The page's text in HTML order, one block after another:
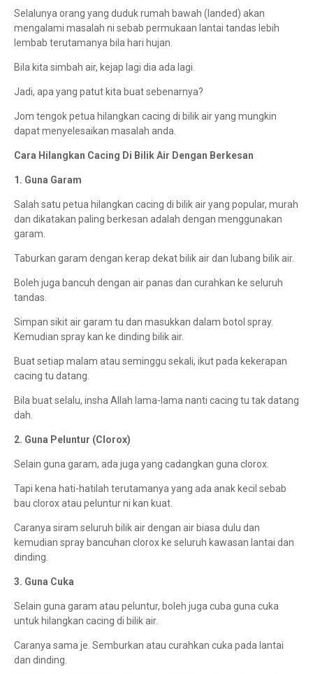
Selalunya orang yang duduk rumah bawah (landed) akan
mengalami masalah ni sebab permukaan lantai tandas lebih
lembab terutamanya bila hari hujan.
Bila kita simbah air, kejap lagi dia ada lagi.
Jadi, apa yang patut kita buat sebenarnya?
Jom tengok petua hilangkan cacing di bilik air yang mungkin
dapat menyelesaikan masalah anda.
Cara Hilangkan Cacing Di Bilik Air Dengan Berkesan
1. Guna Garam
Salah satu petua hilangkan cacing di bilik air yang popular, murah
dan dikatakan paling berkesan adalah dengan menggunakan
garam.
Taburkan garam dengan kerap dekat bilik air dan lubang bilik air.
Boleh juga bancuh dengan air panas dan curahkan ke seluruh
tandas.
Simpan sikit air garam tu dan masukkan dalam botol spray.
Kemudian spray kan ke dinding bilik air.
Buat setiap malam atau seminggu sekali, ikut pada kekerapan
cacing tu datang.
Bila buat selalu, insha Allah lama-lama nanti cacing tu tak datang
dah.
2. Guna Peluntur (Clorox)
Selain guna garam, ada juga yang cadangkan guna clorox.
Tapi kena hati-hatilah terutamanya yang ada anak kecil sebab
bau clorox atau peluntur ni kan kuat.
Caranya siram seluruh bilik air dengan air biasa dulu dan
kemudian spray bancuhan clorox ke seluruh kawasan lantai dan
dinding.
3. Guna Cuka
Selain guna garam atau peluntur, boleh juga cuba guna cuka
untuk hilangkan cacing di bilik air.
Caranya sama je. Semburkan atau curahkan cuka pada lantai
dan dinding.